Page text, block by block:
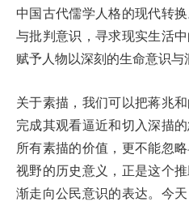
中国古代儒学人格的现代转
与批判意识，寻求现实生活
赋予人物以深刻的生命意识与
关于素描，我们可以把蒋兆
完成其观看逼近和切入深描
所有素描的价值，更不能忽
视野的历史意义，正是这个
渐走向公民意识的表达。今